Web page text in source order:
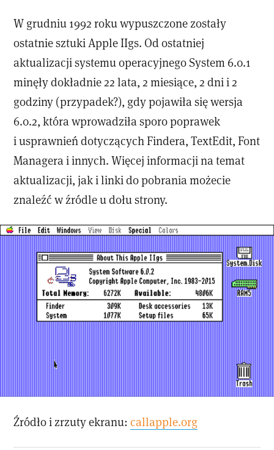
W grudniu 1992 roku wypuszczone zostały
ostatnie sztuki Apple IIgs. Od ostatniej
aktualizacji systemu operacyjnego System 6.0.1
minęły dokładnie 22 lata, 2 miesiące, 2 dni i 2
godziny (przypadek?), gdy pojawiła się wersja
6.0.2, która wprowadziła sporo poprawek
i usprawnień dotyczących Findera, TextEdit, Font
Managera i innych. Więcej informacji na temat
aktualizacji, jak i linki do pobrania możecie
znaleźć w źródle u dołu strony.
Źródło i zrzuty ekranu:callapple.org